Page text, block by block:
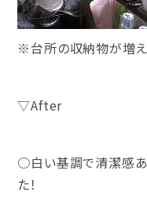
※台所の収納物が増え
▽After
○白い基調で清潔感あ
た！